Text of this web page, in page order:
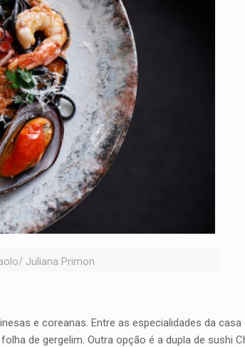
Juliana Primon
e coreanas. Entre as especialidades da casa
de gergelim. Outra opção é a dupla de sushi